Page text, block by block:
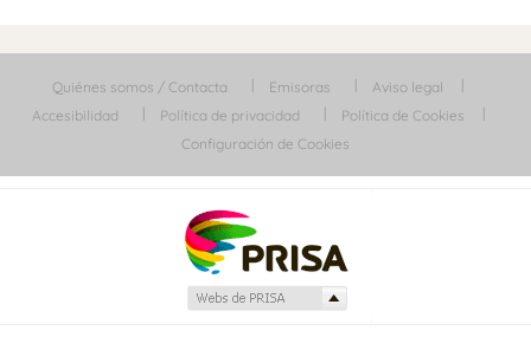
Quiénes somos / Contacta Emisoras
Aviso legal
Accesibilidad
Política de privacidad
Política de Cookies
Configuración de Cookies